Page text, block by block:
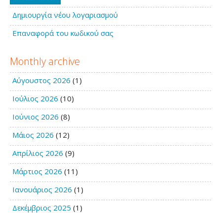
Δημιουργία νέου λογαριασμού
Επαναφορά του κωδικού σας
Monthly archive
Αύγουστος 2026 (1)
Ιούλιος 2026 (10)
Ιούνιος 2026 (8)
Μάιος 2026 (12)
Απρίλιος 2026 (9)
Μάρτιος 2026 (11)
Ιανουάριος 2026 (1)
Δεκέμβριος 2025 (1)